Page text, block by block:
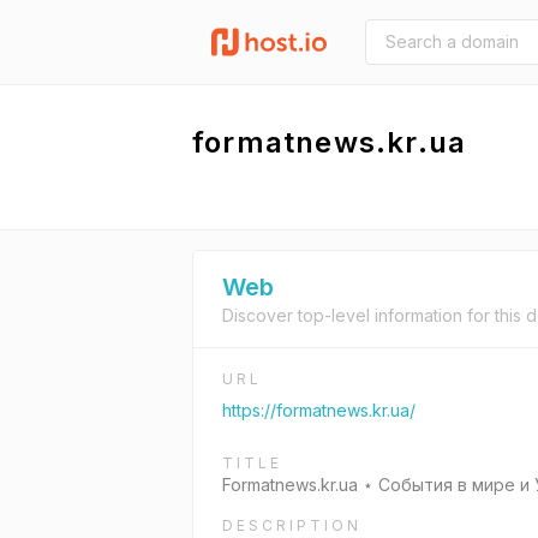
formatnews.kr.ua
Web
Discover top-level information for this
URL
https://formatnews.kr.ua/
TITLE
Formatnews.kr.ua ⋆ События в мире и
DESCRIPTION